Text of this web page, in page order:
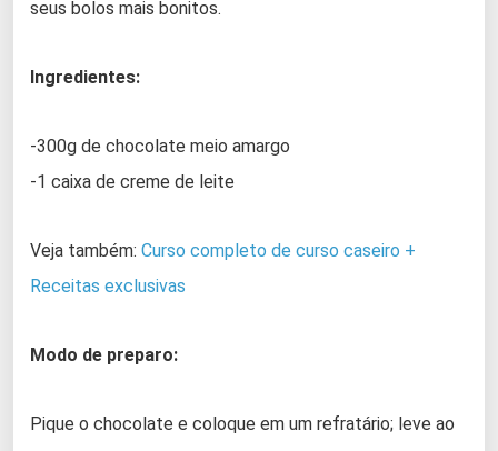
seus bolos mais bonitos.
Ingredientes:
-300g de chocolate meio amargo
-1 caixa de creme de leite
Veja também: Curso completo de curso caseiro +
Receitas exclusivas
Modo de preparo:
Pique o chocolate e coloque em um refratário; leve ao